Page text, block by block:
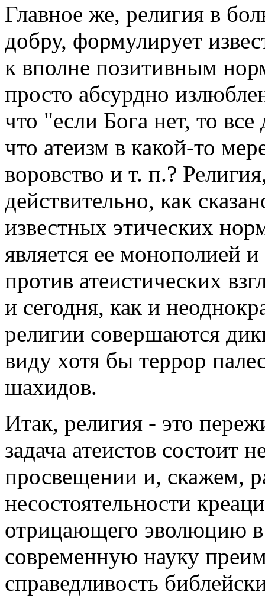
Главное же, религия в
добру, формулирует
к вполне позитивным
просто абсурдно
что "если Бога нет, то
что атеизм в какой-то
воровство и т. п.?
действительно, как
известных этических
является ее монополией
против атеистических
и сегодня, как и
религии совершаются
виду хотя бы террор
шахидов.
Итак, религия - это
задача атеистов состоит
просвещении и, скажем,
несостоятельности
отрицающего эволюцию
современную науку
справедливость